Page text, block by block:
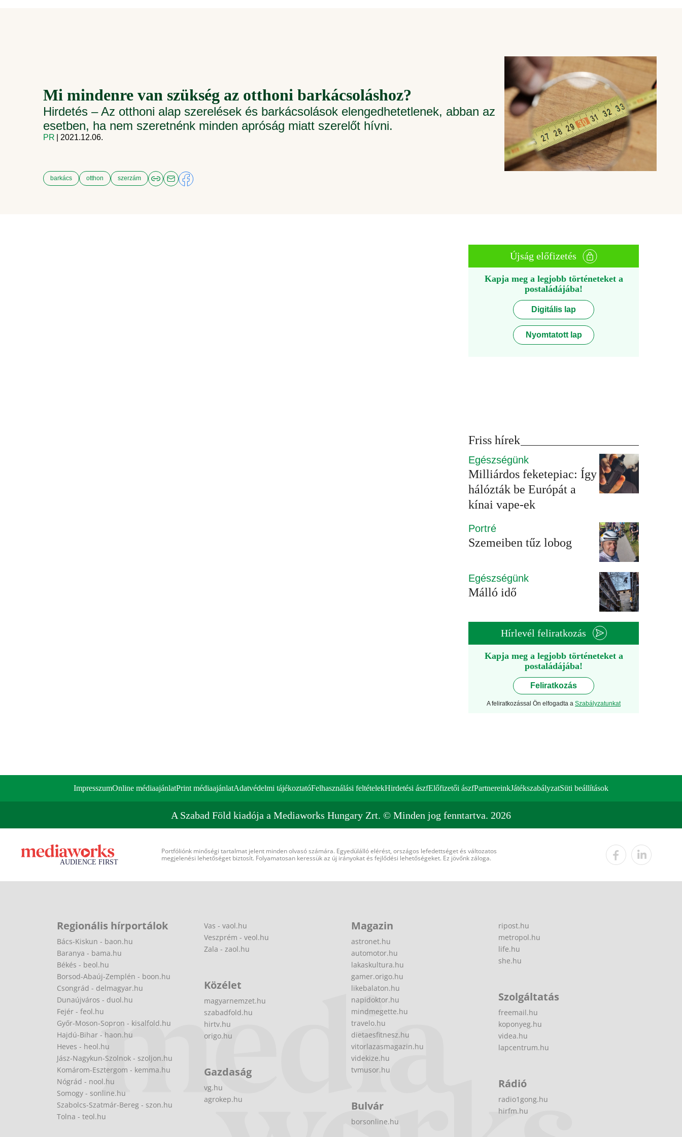
Mi mindenre van szükség az otthoni barkácsoláshoz?
Hirdetés – Az otthoni alap szerelések és barkácsolások elengedhetetlenek, abban az
esetben, ha nem szeretnénk minden apróság miatt szerelőt hívni.
PR | 2021.12.06.
barkács otthon szerzám
Újság előfizetés
Kapja meg a legjobb történeteket a
postaládájába!
Digitális lap
Nyomtatott lap
Friss hírek
Egészségünk
Milliárdos feketepiac: Így
hálózták be Európát a
kínai vape-ek
Portré
Szemeiben tűz lobog
Egészségünk
Málló idő
Hírlevél feliratkozás
Kapja meg a legjobb történeteket a
postaládájába!
Feliratkozás
A feliratkozással Ön elfogadta a Szabályzatunkat
ImpresszumOnline médiaajánlatPrint médiaajánlatAdatvédelmi tájékoztatóFelhasználási feltételekHirdetési ászfElőfizetői ászfPartnereinkJátékszabályzatSüti beállítások
A Szabad Föld kiadója a Mediaworks Hungary Zrt. © Minden jog fenntartva. 2026
Portfóliónk minőségi tartalmat jelent minden olvasó számára. Egyedülálló elérést, országos lefedettséget és változatos
megjelenési lehetőséget biztosít. Folyamatosan keressük az új irányokat és fejlődési lehetőségeket. Ez jövőnk záloga.
Regionális hírportálok
Bács-Kiskun - baon.hu
Baranya - bama.hu
Békés - beol.hu
Borsod-Abaúj-Zemplén - boon.hu
Csongrád - delmagyar.hu
Dunaújváros - duol.hu
Fejér - feol.hu
Győr-Moson-Sopron - kisalfold.hu
Hajdú-Bihar - haon.hu
Heves - heol.hu
Jász-Nagykun-Szolnok - szoljon.hu
Komárom-Esztergom - kemma.hu
Nógrád - nool.hu
Somogy - sonline.hu
Szabolcs-Szatmár-Bereg - szon.hu
Tolna - teol.hu
Vas - vaol.hu
Veszprém - veol.hu
Zala - zaol.hu
Közélet
magyarnemzet.hu
szabadfold.hu
hirtv.hu
origo.hu
Gazdaság
vg.hu
agrokep.hu
Magazin
astronet.hu
automotor.hu
lakaskultura.hu
gamer.origo.hu
likebalaton.hu
napidoktor.hu
mindmegette.hu
travelo.hu
dietaesfitnesz.hu
vitorlazasmagazin.hu
videkize.hu
tvmusor.hu
Bulvár
borsonline.hu
ripost.hu
metropol.hu
life.hu
she.hu
Szolgáltatás
freemail.hu
koponyeg.hu
videa.hu
lapcentrum.hu
Rádió
radio1gong.hu
hirfm.hu